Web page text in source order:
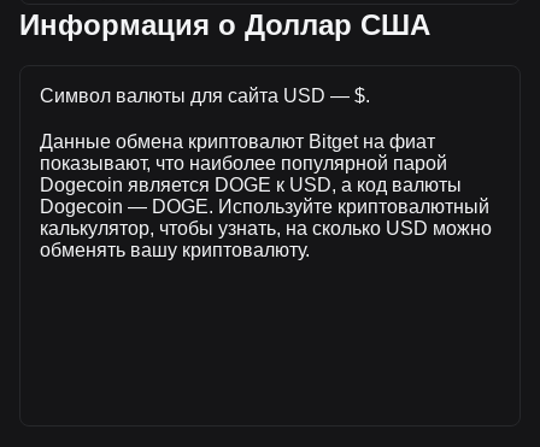
На этой неделе наблюдается падение Dogecoin к Доллар
Текущая рыночная цена Dogecoin составляет $0.06996
155,401,490,000DOGE на основе оборотного
предложения Dogecoin $10,871,608,316.09 USD. Объем
торгов упал на Dogecoin% ($44,032,391.13 USD) за
последние 24 часа, а объем торгов +10.85 составил
$405,892,085.65 было продано за тот же период.
Информация о Доллар США
Символ валюты для сайта USD — $.
Данные обмена криптовалют Bitget на фиат
показывают, что наиболее популярной парой
Dogecoin является DOGE к USD, а код валюты
Dogecoin — DOGE. Используйте криптовалютный
калькулятор, чтобы узнать, на сколько USD можно
обменять вашу криптовалюту.